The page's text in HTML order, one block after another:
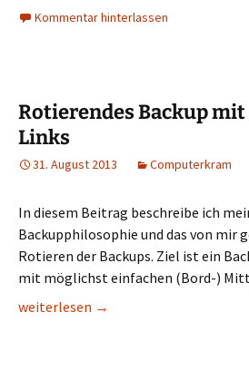
Kommentar hinterlassen
Rotierendes Backup
Links
31. August 2013 Computerkram
In diesem Beitrag beschreibe ich
Backupphilosophie und das von mir
Rotieren der Backups. Ziel ist ein
mit möglichst einfachen (Bord-)
Rotierendes Backup mit rsync und
weiterlesen →